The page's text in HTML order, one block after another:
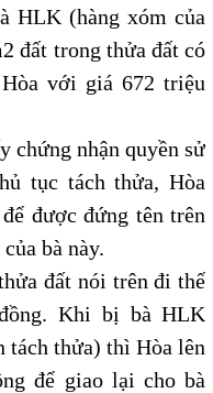
HLK (hàng xóm của
đất trong thửa đất có
với giá 672 triệu
chứng nhận quyền sử
tục tách thửa, Hòa
được đứng tên trên
bà này.
đất nói trên đi thế
Khi bị bà HLK
tách thửa) thì Hòa lên
để giao lại cho bà